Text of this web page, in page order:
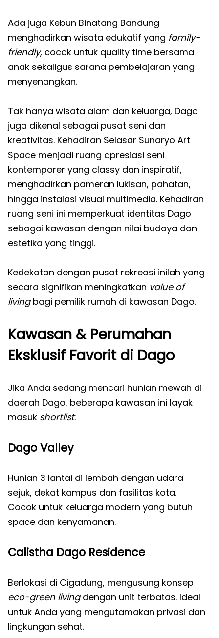
Ada juga Kebun Binatang Bandung
menghadirkan wisata edukatif yang family-
friendly, cocok untuk quality time bersama
anak sekaligus sarana pembelajaran yang
menyenangkan.
Tak hanya wisata alam dan keluarga, Dago
juga dikenal sebagai pusat seni dan
kreativitas. Kehadiran Selasar Sunaryo Art
Space menjadi ruang apresiasi seni
kontemporer yang classy dan inspiratif,
menghadirkan pameran lukisan, pahatan,
hingga instalasi visual multimedia. Kehadiran
ruang seni ini memperkuat identitas Dago
sebagai kawasan dengan nilai budaya dan
estetika yang tinggi.
Kedekatan dengan pusat rekreasi inilah yang
secara signifikan meningkatkan value of
livingbagi pemilik rumah di kawasan Dago.
Kawasan & Perumahan
Eksklusif Favorit di Dago
Jika Anda sedang mencari hunian mewah di
daerah Dago, beberapa kawasan ini layak
masuk shortlist:
Dago Valley
Hunian 3 lantai di lembah dengan udara
sejuk, dekat kampus dan fasilitas kota.
Cocok untuk keluarga modern yang butuh
space dan kenyamanan.
Calistha Dago Residence
Berlokasi di Cigadung, mengusung konsep
eco-green livingdengan unit terbatas. Ideal
untuk Anda yang mengutamakan privasi dan
lingkungan sehat.